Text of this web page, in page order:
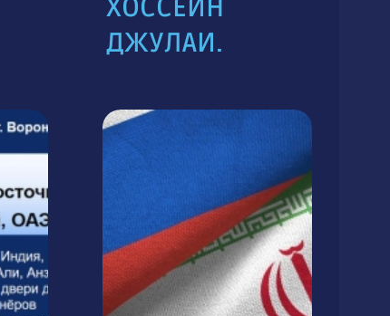
ХОССЕЙН
ДЖУЛАИ.